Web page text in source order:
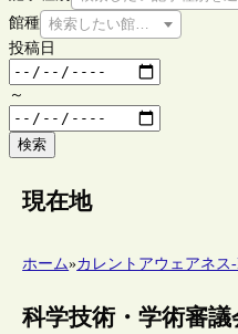
館種 検索したい館種を選択してく
投稿日
～
検索
現在地
ホーム»カレントアウェアネス
科学技術・学術審